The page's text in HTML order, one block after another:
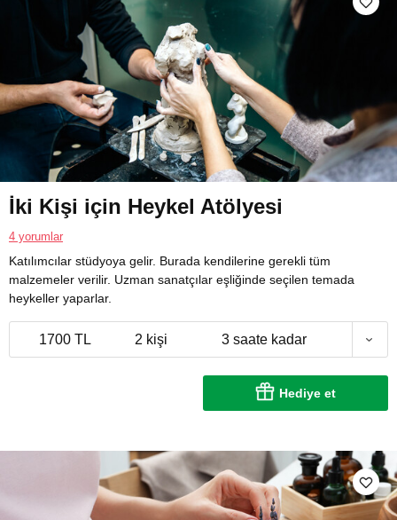
İki Kişi için Heykel Atölyesi
4 yorumlar
Katılımcılar stüdyoya gelir. Burada kendilerine gerekli tüm
malzemeler verilir. Uzman sanatçılar eşliğinde seçilen temada
heykeller yaparlar.
1700 TL 2 kişi 3 saate kadar
Hediye et